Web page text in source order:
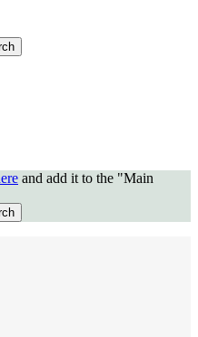
and add it to the "Main